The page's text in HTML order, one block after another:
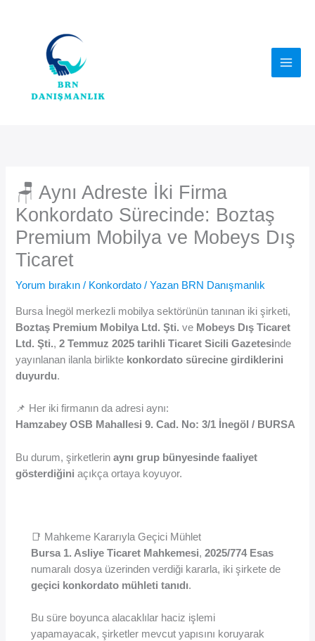
🪑 Aynı Adreste İki Firma
Konkordato Sürecinde: Boztaş
Premium Mobilya ve Mobeys Dış
Ticaret
Yorum bırakın / Konkordato / Yazan BRN Danışmanlık
Bursa İnegöl merkezli mobilya sektörünün tanınan iki şirketi,
Boztaş Premium Mobilya Ltd. Şti. ve Mobeys Dış Ticaret
Ltd. Şti.,2 Temmuz 2025 tarihli Ticaret Sicili Gazetesinde
yayınlanan ilanla birlikte konkordato sürecine girdiklerini
duyurdu.
📌 Her iki firmanın da adresi aynı:
Hamzabey OSB Mahallesi 9. Cad. No: 3/1 İnegöl / BURSA
Bu durum, şirketlerinaynı grup bünyesinde faaliyet
gösterdiğini açıkça ortaya koyuyor.
📑 Mahkeme Kararıyla Geçici Mühlet
Bursa 1. Asliye Ticaret Mahkemesi,2025/774 Esas
numaralı dosya üzerinden verdiği kararla, iki şirkete de
geçici konkordato mühleti tanıdı.
Bu süre boyunca alacaklılar haciz işlemi
yapamayacak, şirketler mevcut yapısını koruyarak